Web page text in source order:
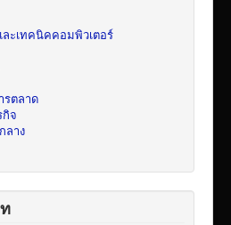
ะเทคนิคคอมพิวเตอร์
รตลาด
จ
ลาง